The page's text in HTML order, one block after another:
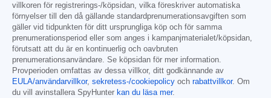
villkoren för registrerings-/köpsidan, vilka föreskriver automatiska
förnyelser till den då gällande standardprenumerationsavgiften som
gäller vid tidpunkten för ditt ursprungliga köp och för samma
prenumerationsperiod eller som anges i kampanjmaterialet/köpsidan,
förutsatt att du är en kontinuerlig och oavbruten
prenumerationsanvändare. Se köpsidan för mer information.
Provperioden omfattas av dessa villkor, ditt godkännande av
EULA/användarvillkor, sekretess-/cookiepolicy och rabattvillkor. Om
du vill avinstallera SpyHunter kan du läsa mer.